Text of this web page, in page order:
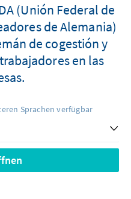
(Unión Federal de
de Alemania)
de cogestión y
en las
Sprachen verfügbar